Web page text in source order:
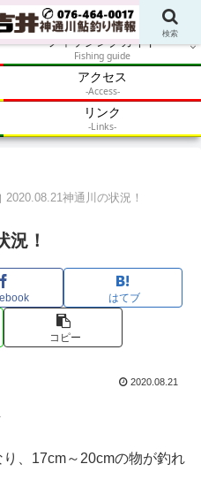
体験を加速させるメディア
フィッシングガイド
Fishing guide
アクセス
-Access-
リンク
-Links-
2020.08.21神通川の状況！
況！
はてブ
コピー
2020.08.21
、17cm～20cmの物が釣れ
検索